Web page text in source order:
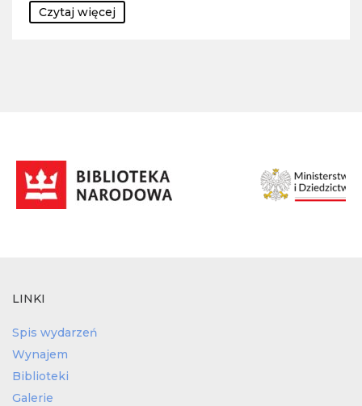
Czytaj więcej
LINKI
Spis wydarzeń
Wynajem
Biblioteki
Galerie